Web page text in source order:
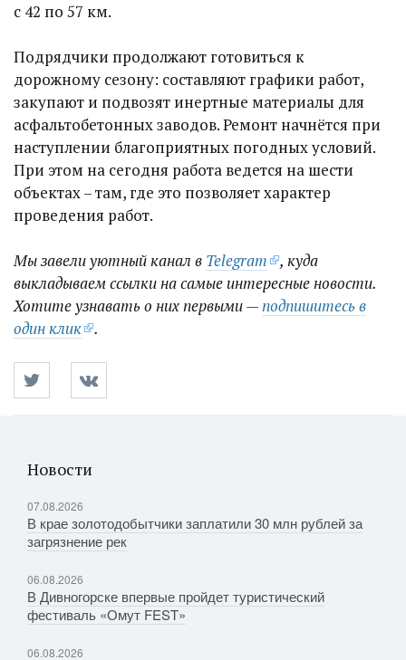
с 42 по 57 км.
Подрядчики продолжают готовиться к
дорожному сезону: составляют графики работ,
закупают и подвозят инертные материалы для
асфальтобетонных заводов. Ремонт начнётся при
наступлении благоприятных погодных условий.
При этом на сегодня работа ведется на шести
объектах – там, где это позволяет характер
проведения работ.
Мы завели уютный канал в Telegram
, куда
выкладываем ссылки на самые интересные новости.
Хотите узнавать о них первыми —подпишитесь в
один клик
.
Новости
07.08.2026
В крае золотодобытчики заплатили 30 млн рублей за
загрязнение рек
06.08.2026
В Дивногорске впервые пройдет туристический
фестиваль «Омут FEST»
06.08.2026